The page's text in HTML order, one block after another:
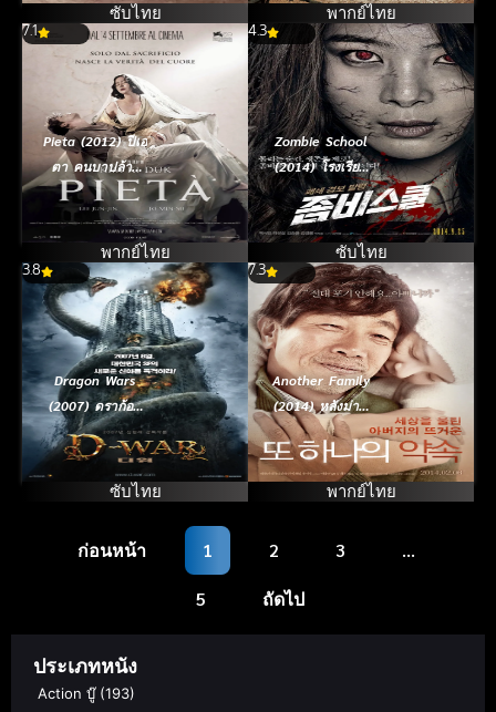
ซับไทย พากย์ไทย
7.1
Pieta (2012) ปีเอ
ตา คนบาปล้าง
โฉด
พากย์ไทย
4.3
Zombie School
(2014) โรงเรียน
เดือด ซอมบี้ดุ
ซับไทย
3.8
Dragon Wars
(2007) ดราก้อน
วอร์ส วันสงคราม
มังกรล้างพันธุ์
ซับไทย
7.3
Another Family
(2014) หลังม่าน
โรงงานมรณะ
พากย์ไทย
ก่อนหน้า 1 2 3 …
5 ถัดไป
ประเภทหนัง
Action บู๊(193)